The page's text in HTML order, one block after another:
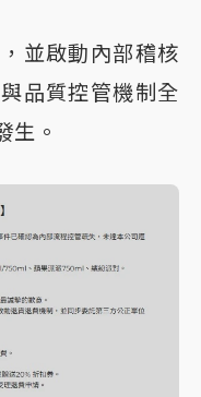
並啟動內部稽核
品質控管機制全
生。